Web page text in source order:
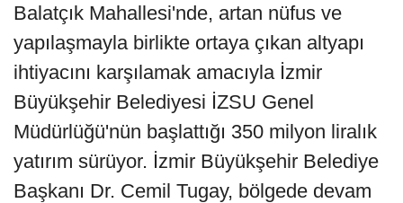
Balatçık Mahallesi'nde, artan nüfus ve
yapılaşmayla birlikte ortaya çıkan altyapı
ihtiyacını karşılamak amacıyla İzmir
Büyükşehir Belediyesi İZSU Genel
Müdürlüğü'nün başlattığı 350 milyon liralık
yatırım sürüyor. İzmir Büyükşehir Belediye
Başkanı Dr. Cemil Tugay, bölgede devam